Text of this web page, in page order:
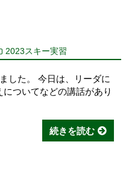
2023スキー実習
した。 今日は、リーダに
ついてなどの講話があり
続きを読む